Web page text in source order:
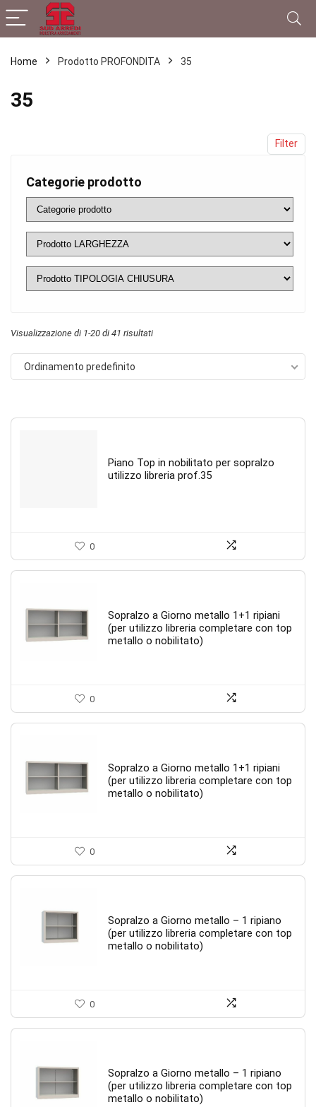
Home Prodotto PROFONDITA 35
35
Filter
Categorie prodotto
Visualizzazione di 1-20 di 41 risultati
Ordinamento predefinito
Piano Top in nobilitato per sopralzo
utilizzo libreria prof.35
0
Sopralzo a Giorno metallo 1+1 ripiani
(per utilizzo libreria completare con top
metallo o nobilitato)
0
Sopralzo a Giorno metallo 1+1 ripiani
(per utilizzo libreria completare con top
metallo o nobilitato)
0
Sopralzo a Giorno metallo – 1 ripiano
(per utilizzo libreria completare con top
metallo o nobilitato)
0
Sopralzo a Giorno metallo – 1 ripiano
(per utilizzo libreria completare con top
metallo o nobilitato)